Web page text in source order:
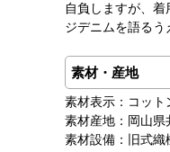
自負しますが、
ジデニムを語るう
素材・産地
素材表示：コット
素材産地：岡山県
素材設備：旧式織